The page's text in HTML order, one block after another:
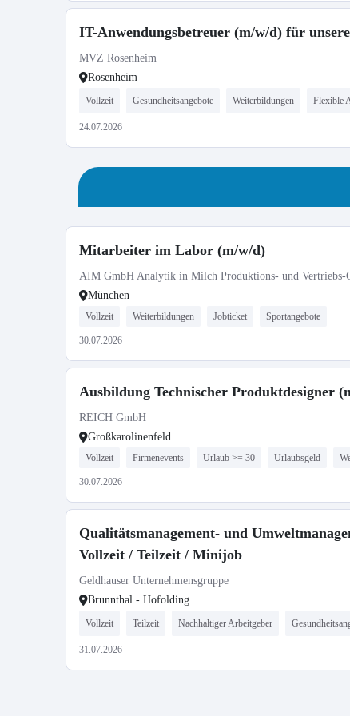
IT-Anwendungsbetreuer (m/w/d) für
MVZ Rosenheim
Rosenheim
Vollzeit Gesundheitsangebote Weiterbildungen Flexible
24.07.2026
Mitarbeiter im Labor (m/w/d)
AIM GmbH Analytik in Milch Produktions- und Vertriebs-
München
Vollzeit Weiterbildungen Jobticket Sportangebote
30.07.2026
Ausbildung Technischer Produktdesigner
REICH GmbH
Großkarolinenfeld
Vollzeit Firmenevents Urlaub >= 30 Urlaubsgeld
30.07.2026
Qualitätsmanagement- und
Vollzeit / Teilzeit / Minijob
Geldhauser Unternehmensgruppe
Brunnthal - Hofolding
Vollzeit Teilzeit Nachhaltiger Arbeitgeber
31.07.2026